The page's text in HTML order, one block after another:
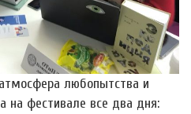
любопытства и
на фестивале все два дня: